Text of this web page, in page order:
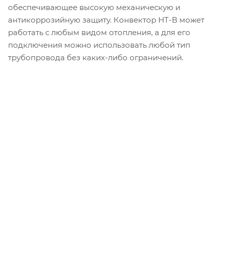
обеспечивающее высокую механическую и
антикоррозийную защиту. Конвектор НТ-В может
работать с любым видом отопления, а для его
подключения можно использовать любой тип
трубопровода без каких-либо ограничений.